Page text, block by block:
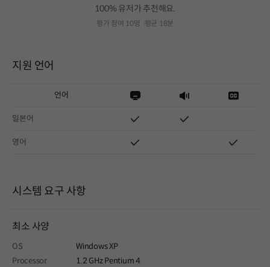
100% 유저가 추천해요.
평가 참여 10명 평균 18분
지원 언어
언어
일본어
영어
시스템 요구 사항
최소 사양
OS
Windows XP
Processor
1.2 GHz Pentium 4